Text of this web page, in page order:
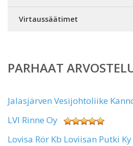
Virtaussäätimet
PARHAAT
Jalasjärven Vesijohtoliike
LVI Rinne Oy
Lovisa Rör Kb Loviisan Putki Ky